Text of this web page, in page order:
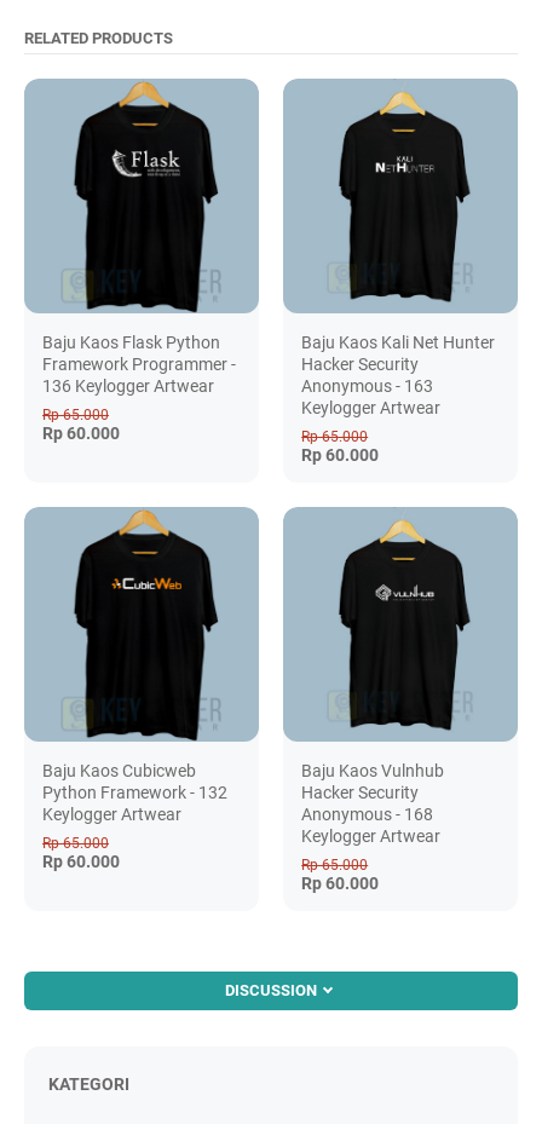
RELATED PRODUCTS
Baju Kaos Flask Python
Framework Programmer -
136 Keylogger Artwear
Rp 65.000
Rp 60.000
Baju Kaos Kali Net Hunter
Hacker Security
Anonymous - 163
Keylogger Artwear
Rp 65.000
Rp 60.000
Baju Kaos Cubicweb
Python Framework - 132
Keylogger Artwear
Rp 65.000
Rp 60.000
Baju Kaos Vulnhub
Hacker Security
Anonymous - 168
Keylogger Artwear
Rp 65.000
Rp 60.000
DISCUSSION
KATEGORI